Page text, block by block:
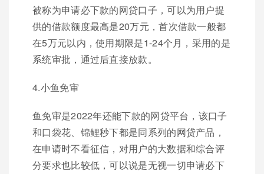
被称为申请必下款的网贷口子，可以为用户提
供的借款额度最高是20万元，首次借款一般都
在5万元以内，使用期限是1-24个月，采用的是
系统审批，通过后直接放款。
4.小鱼免审
鱼免审是2022年还能下款的网贷平台，该口子
和口袋花、锦鲤秒下都是同系列的网贷产品，
在申请时不看征信，对用户的大数据和综合评
分要求也比较低，可以说是无视一切申请必下